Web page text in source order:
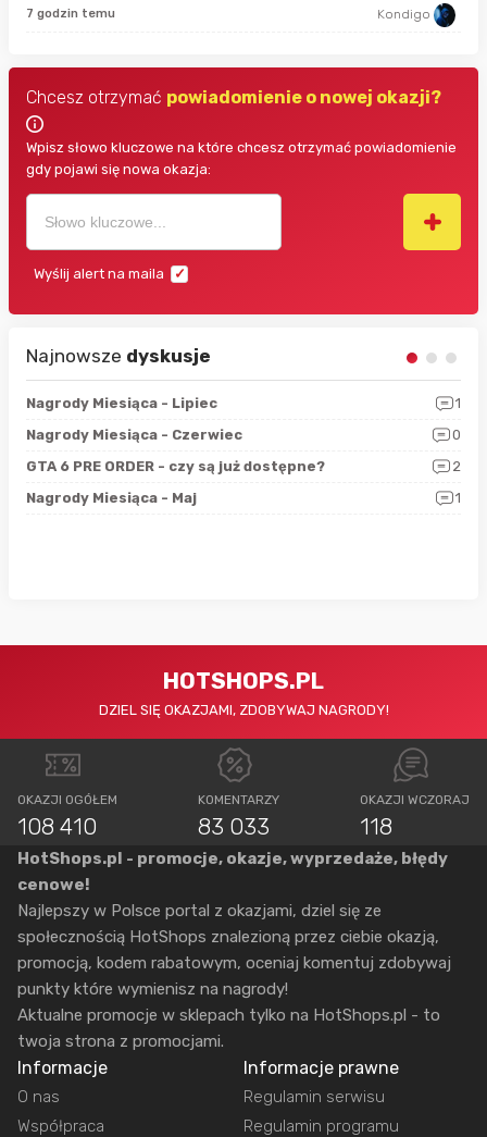
7 godzin temu Kondigo
Chcesz otrzymać powiadomienie o nowej okazji?
Wpisz słowo kluczowe na które chcesz otrzymać powiadomienie
gdy pojawi się nowa okazja:
Wyślij alert na maila
Najnowsze dyskusje
Nagrody Miesiąca - Lipiec
1
Nagrody Miesiąca - Czerwiec
0
GTA 6 PRE ORDER - czy są już dostępne?
2
Nagrody Miesiąca - Maj
1
HOTSHOPS.PL
DZIEL SIĘ OKAZJAMI, ZDOBYWAJ NAGRODY!
OKAZJI OGÓŁEM
108 410
KOMENTARZY
83 033
OKAZJI WCZORAJ
118
HotShops.pl - promocje, okazje, wyprzedaże, błędy
cenowe!
Najlepszy w Polsce portal z okazjami, dziel się ze
społecznością HotShops znalezioną przez ciebie okazją,
promocją, kodem rabatowym, oceniaj komentuj zdobywaj
punkty które wymienisz na nagrody!
Aktualne promocje w sklepach tylko na HotShops.pl - to
twoja strona z promocjami.
Informacje
O nas
Współpraca
Informacje prawne
Regulamin serwisu
Regulamin programu